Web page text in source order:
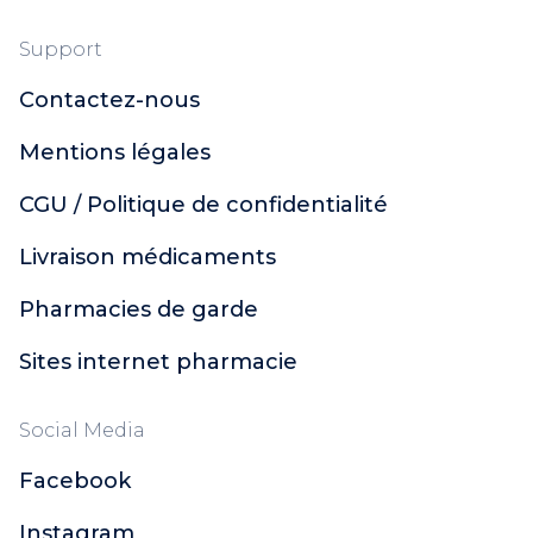
Support
Contactez-nous
Mentions légales
CGU / Politique de confidentialité
Livraison médicaments
Pharmacies de garde
Sites internet pharmacie
Social Media
Facebook